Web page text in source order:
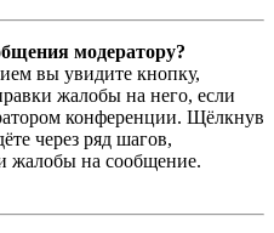
модератору?
вы увидите кнопку,
жалобы на него, если
конференции. Щёлкнув
через ряд шагов,
жалобы на сообщение.